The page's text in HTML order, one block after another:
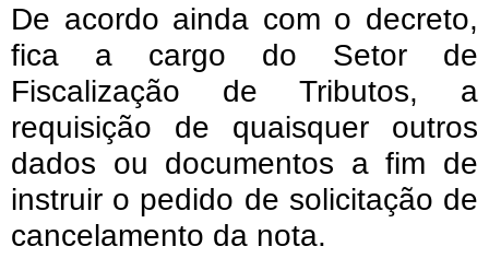
De acordo ainda com o decreto,
fica a cargo do Setor de
Fiscalização de Tributos, a
requisição de quaisquer outros
dados ou documentos a fim de
instruir o pedido de solicitação de
cancelamento da nota.